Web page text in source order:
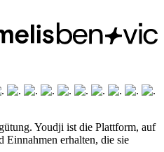
Youdji ist die Plattform, auf
Einnahmen erhalten, die sie